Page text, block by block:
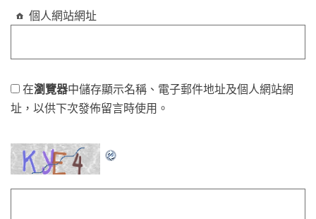
個人網站網址
在瀏覽器中儲存顯示名稱、電子郵件地址及個人網站網
址，以供下次發佈留言時使用。